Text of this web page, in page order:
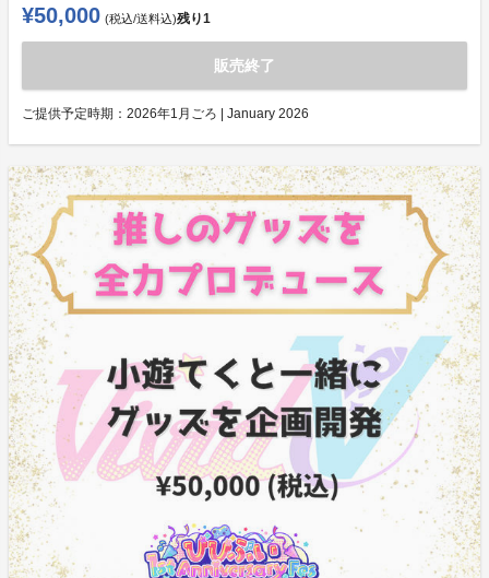
¥50,000 (税込/送料込)残り1
販売終了
ご提供予定時期： 2026年1月ごろ | January 2026